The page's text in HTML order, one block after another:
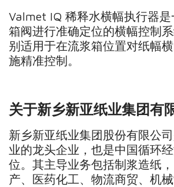
Valmet IQ 稀释水横幅执行器
箱阀进行准确定位的横幅控制
别适用于在流浆箱位置对纸幅
施精准控制。
关于新乡新亚纸业集团有
新乡新亚纸业集团股份有限公
业的龙头企业，也是中国循环
位。其主导业务包括制浆造纸
产、医药化工、物流商贸、机